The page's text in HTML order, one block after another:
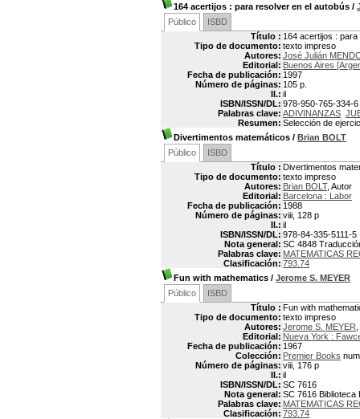
164 acertijos : para resolver en el autobús /
Público
ISBD
Título : 164 acertijos :
Tipo de documento: texto impreso
Autores: José Julián
Editorial: Buenos Aires
Fecha de publicación: 1997
Número de páginas: 105 p.
Il.: il
ISBN/ISSN/DL: 978-950-765-334-6
Palabras clave: ADIVINANZAS
Resumen: Selección de
Divertimentos matemáticos / Brian BOLT
Público
ISBD
Título : Divertimentos
Tipo de documento: texto impreso
Autores: Brian BOLT, Autor
Editorial: Barcelona : Labor
Fecha de publicación: 1988
Número de páginas: viii, 128 p
Il.: il
ISBN/ISSN/DL: 978-84-335-5111-5
Nota general: SC 4848
Palabras clave: MATEMATICAS
Clasificación: 793.74
Fun with mathematics / Jerome S. MEYER
Público
ISBD
Título : Fun with
Tipo de documento: texto impreso
Autores: Jerome S. MEYER
Editorial: Nueva York :
Fecha de publicación: 1967
Colección: Premier Books
Número de páginas: viii, 176 p
Il.: il
ISBN/ISSN/DL: SC 7616
Nota general: SC 7616 Biblioteca
Palabras clave: MATEMATICAS
Clasificación: 793.74